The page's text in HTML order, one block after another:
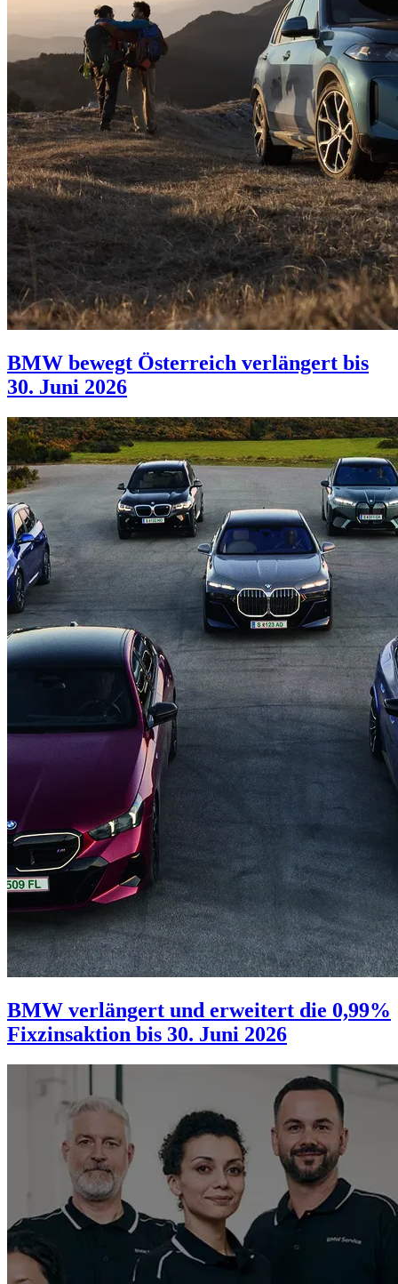
BMW bewegt Österreich verlängert bis
30. Juni 2026
BMW verlängert und erweitert die 0,99%
Fixzinsaktion bis 30. Juni 2026